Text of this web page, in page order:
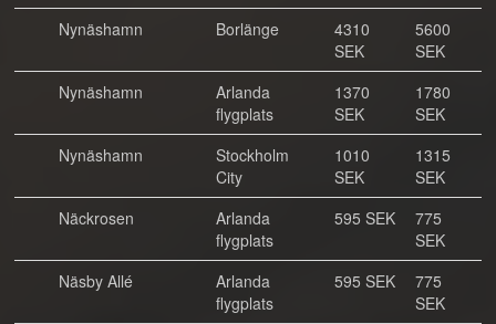
Nynäshamn
Borlänge
4310
SEK
5600
SEK
Nynäshamn
Arlanda
flygplats
1370
SEK
1780
SEK
Nynäshamn
Stockholm
City
1010
SEK
1315
SEK
Näckrosen
Arlanda
flygplats
595 SEK
775
SEK
Näsby Allé
Arlanda
flygplats
595 SEK
775
SEK